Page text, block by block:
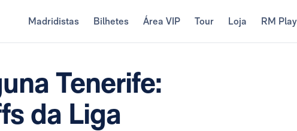
Madridistas Bilhetes Área VIP Tour Loja RM Play
Tenerife:
da Liga